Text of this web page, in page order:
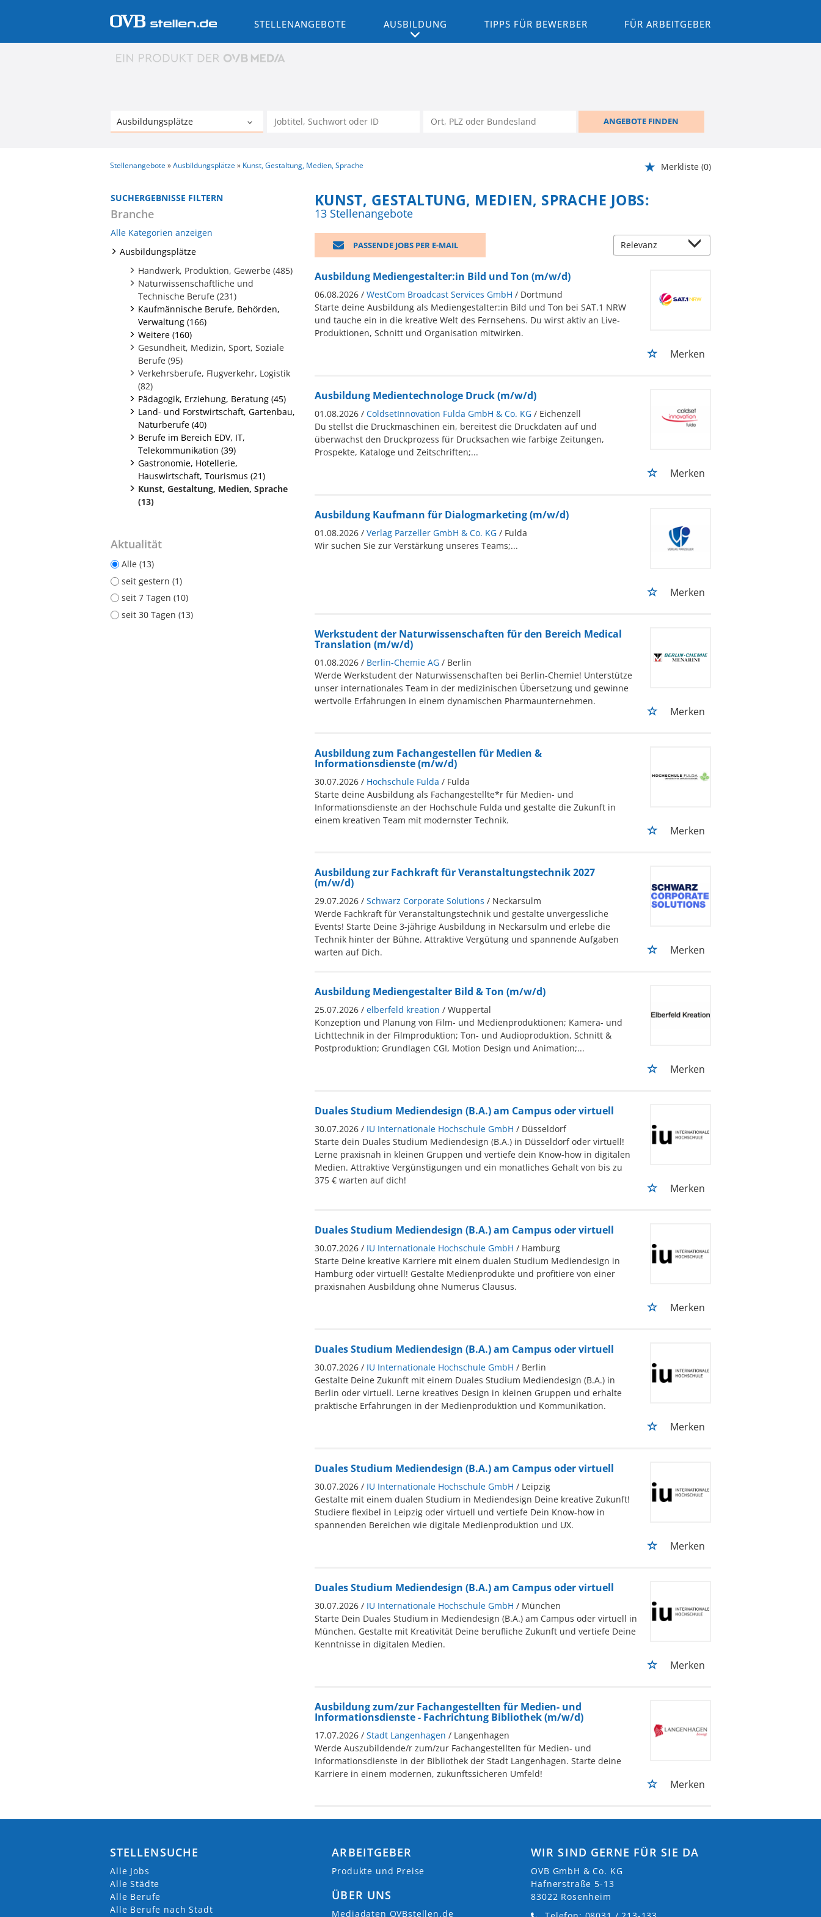
STELLENANGEBOTE AUSBILDUNG TIPPS FÜR BEWERBER FÜR ARBEITGEBER
ANGEBOTE FINDEN
Stellenangebote Ausbildungsplätze Kunst, Gestaltung, Medien, Sprache Merkliste (0)
SUCHERGEBNISSE FILTERN
Branche
Alle Kategorien anzeigen
Ausbildungsplätze
Handwerk, Produktion, Gewerbe (485)
Naturwissenschaftliche und
Technische Berufe (231)
Kaufmännische Berufe, Behörden,
Verwaltung (166)
Weitere (160)
Gesundheit, Medizin, Sport, Soziale
Berufe (95)
Verkehrsberufe, Flugverkehr, Logistik
(82)
Pädagogik, Erziehung, Beratung (45)
Land- und Forstwirtschaft, Gartenbau,
Naturberufe (40)
Berufe im Bereich EDV, IT,
Telekommunikation (39)
Gastronomie, Hotellerie,
Hauswirtschaft, Tourismus (21)
Kunst, Gestaltung, Medien, Sprache
(13)
Aktualität
Alle (13)
seit gestern (1)
seit 7 Tagen (10)
seit 30 Tagen (13)
KUNST, GESTALTUNG, MEDIEN, SPRACHE JOBS:
13 Stellenangebote
PASSENDE JOBS PER E-MAIL
Ausbildung Mediengestalter:in Bild und Ton (m/w/d)
06.08.2026 / WestCom Broadcast Services GmbH / Dortmund
Starte deine Ausbildung als Mediengestalter:in Bild und Ton bei SAT.1 NRW
und tauche ein in die kreative Welt des Fernsehens. Du wirst aktiv an Live-
Produktionen, Schnitt und Organisation mitwirken.
Merken
Ausbildung Medientechnologe Druck (m/w/d)
01.08.2026 / ColdsetInnovation Fulda GmbH & Co. KG / Eichenzell
Du stellst die Druckmaschinen ein, bereitest die Druckdaten auf und
überwachst den Druckprozess für Drucksachen wie farbige Zeitungen,
Prospekte, Kataloge und Zeitschriften;...
Merken
Ausbildung Kaufmann für Dialogmarketing (m/w/d)
01.08.2026 / Verlag Parzeller GmbH & Co. KG / Fulda
Wir suchen Sie zur Verstärkung unseres Teams;...
Merken
Werkstudent der Naturwissenschaften für den Bereich Medical
Translation (m/w/d)
01.08.2026 / Berlin-Chemie AG / Berlin
Werde Werkstudent der Naturwissenschaften bei Berlin-Chemie! Unterstütze
unser internationales Team in der medizinischen Übersetzung und gewinne
wertvolle Erfahrungen in einem dynamischen Pharmaunternehmen.
Merken
Ausbildung zum Fachangestellen für Medien &
Informationsdienste (m/w/d)
30.07.2026 / Hochschule Fulda / Fulda
Starte deine Ausbildung als Fachangestellte*r für Medien- und
Informationsdienste an der Hochschule Fulda und gestalte die Zukunft in
einem kreativen Team mit modernster Technik.
Merken
Ausbildung zur Fachkraft für Veranstaltungstechnik 2027
(m/w/d)
29.07.2026 / Schwarz Corporate Solutions / Neckarsulm
Werde Fachkraft für Veranstaltungstechnik und gestalte unvergessliche
Events! Starte Deine 3-jährige Ausbildung in Neckarsulm und erlebe die
Technik hinter der Bühne. Attraktive Vergütung und spannende Aufgaben
warten auf Dich.
Merken
Ausbildung Mediengestalter Bild & Ton (m/w/d)
25.07.2026 / elberfeld kreation / Wuppertal
Konzeption und Planung von Film- und Medienproduktionen; Kamera- und
Lichttechnik in der Filmproduktion; Ton- und Audioproduktion, Schnitt &
Postproduktion; Grundlagen CGI, Motion Design und Animation;...
Merken
Duales Studium Mediendesign (B.A.) am Campus oder virtuell
30.07.2026 / IU Internationale Hochschule GmbH / Düsseldorf
Starte dein Duales Studium Mediendesign (B.A.) in Düsseldorf oder virtuell!
Lerne praxisnah in kleinen Gruppen und vertiefe dein Know-how in digitalen
Medien. Attraktive Vergünstigungen und ein monatliches Gehalt von bis zu
375 € warten auf dich!
Merken
Duales Studium Mediendesign (B.A.) am Campus oder virtuell
30.07.2026 / IU Internationale Hochschule GmbH / Hamburg
Starte Deine kreative Karriere mit einem dualen Studium Mediendesign in
Hamburg oder virtuell! Gestalte Medienprodukte und profitiere von einer
praxisnahen Ausbildung ohne Numerus Clausus.
Merken
Duales Studium Mediendesign (B.A.) am Campus oder virtuell
30.07.2026 / IU Internationale Hochschule GmbH / Berlin
Gestalte Deine Zukunft mit einem Duales Studium Mediendesign (B.A.) in
Berlin oder virtuell. Lerne kreatives Design in kleinen Gruppen und erhalte
praktische Erfahrungen in der Medienproduktion und Kommunikation.
Merken
Duales Studium Mediendesign (B.A.) am Campus oder virtuell
30.07.2026 / IU Internationale Hochschule GmbH / Leipzig
Gestalte mit einem dualen Studium in Mediendesign Deine kreative Zukunft!
Studiere flexibel in Leipzig oder virtuell und vertiefe Dein Know-how in
spannenden Bereichen wie digitale Medienproduktion und UX.
Merken
Duales Studium Mediendesign (B.A.) am Campus oder virtuell
30.07.2026 / IU Internationale Hochschule GmbH / München
Starte Dein Duales Studium in Mediendesign (B.A.) am Campus oder virtuell in
München. Gestalte mit Kreativität Deine berufliche Zukunft und vertiefe Deine
Kenntnisse in digitalen Medien.
Merken
Ausbildung zum/zur Fachangestellten für Medien- und
Informationsdienste - Fachrichtung Bibliothek (m/w/d)
17.07.2026 / Stadt Langenhagen / Langenhagen
Werde Auszubildende/r zum/zur Fachangestellten für Medien- und
Informationsdienste in der Bibliothek der Stadt Langenhagen. Starte deine
Karriere in einem modernen, zukunftssicheren Umfeld!
Merken
STELLENSUCHE
Alle Jobs
Alle Städte
Alle Berufe
Alle Berufe nach Stadt
ARBEITGEBER
Produkte und Preise
ÜBER UNS
Mediadaten OVBstellen.de
WIR SIND GERNE FÜR SIE DA
OVB GmbH & Co. KG
Hafnerstraße 5-13
83022 Rosenheim